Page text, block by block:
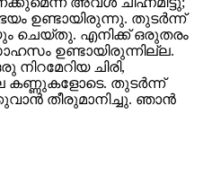
ഉണ്ടായിരുന്നു. തുടർന്ന്
എനിക്ക് ഒരുതരം
ഉണ്ടായിരുന്നില്ല.
ചിരി,
കണ്ണുകളോടെ. തുടർന്ന്
തീരുമാനിച്ചു. ഞാൻ